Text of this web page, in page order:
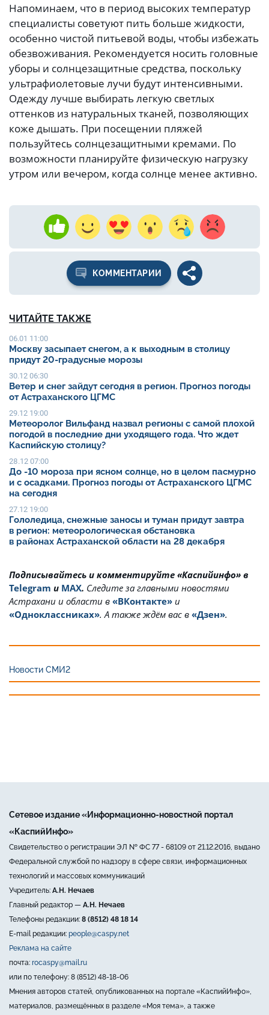
Напоминаем, что в период высоких температур
специалисты советуют пить больше жидкости,
особенно чистой питьевой воды, чтобы избежать
обезвоживания. Рекомендуется носить головные
уборы и солнцезащитные средства, поскольку
ультрафиолетовые лучи будут интенсивными.
Одежду лучше выбирать легкую светлых
оттенков из натуральных тканей, позволяющих
коже дышать. При посещении пляжей
пользуйтесь солнцезащитными кремами. По
возможности планируйте физическую нагрузку
утром или вечером, когда солнце менее активно.
КОММЕНТАРИИ
ЧИТАЙТЕ ТАКЖЕ
06.01 11:00
Москву засыпает снегом, а к выходным в столицу
придут 20-градусные морозы
30.12 06:30
Ветер и снег зайдут сегодня в регион. Прогноз погоды
от Астраханского ЦГМС
29.12 19:00
Метеоролог Вильфанд назвал регионы с самой плохой
погодой в последние дни уходящего года. Что ждет
Каспийскую столицу?
28.12 07:00
До -10 мороза при ясном солнце, но в целом пасмурно
и с осадками. Прогноз погоды от Астраханского ЦГМС
на сегодня
27.12 19:00
Гололедица, снежные заносы и туман придут завтра
в регион: метеорологическая обстановка
в районах Астраханской области на 28 декабря
Подписывайтесь и комментируйте «Каспийинфо» в
Telegram и MAX. Cледите за главными новостями
Астрахани и области в «ВКонтакте» и
«Одноклассниках». А также ждём вас в «Дзен».
Новости СМИ2
Сетевое издание «Информационно-новостной портал
«КаспийИнфо»
Свидетельство о регистрации ЭЛ № ФС 77 - 68109 от 21.12.2016, выдано
Федеральной службой по надзору в сфере связи, информационных
технологий и массовых коммуникаций
Учредитель: А.Н. Нечаев
Главный редактор — А.Н. Нечаев
Телефоны редакции: 8 (8512) 48 18 14
E-mail редакции: people@caspy.net
Реклама на сайте
почта: rocaspy@mail.ru
или по телефону: 8 (8512) 48-18-06
Мнения авторов статей, опубликованных на портале «КаспийИнфо»,
материалов, размещённых в разделе «Моя тема», а также